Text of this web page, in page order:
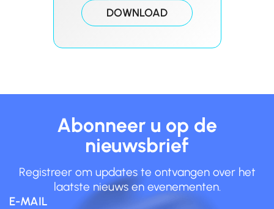
DOWNLOAD
Abonneer u op de
nieuwsbrief
Registreer om updates te ontvangen over het
laatste nieuws en evenementen.
E-MAIL